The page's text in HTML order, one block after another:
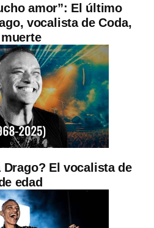
amor”: El último
vocalista de Coda,
Drago? El vocalista de
edad